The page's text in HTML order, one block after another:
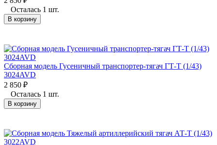
Осталась 1 шт.
В корзину
Сборная модель Гусеничный транспортер-тягач ГТ-Т (1/43)
3024AVD
2 850 ₽
Осталась 1 шт.
В корзину